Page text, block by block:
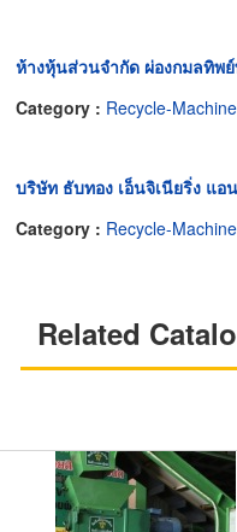
ห้างหุ้นส่วนจำกัด ผ่องกมลทิพ
Category : Recycle-
บริษัท ธับทอง เอ็นจิเนียริ่ง แอ
Category : Recycle-
Related